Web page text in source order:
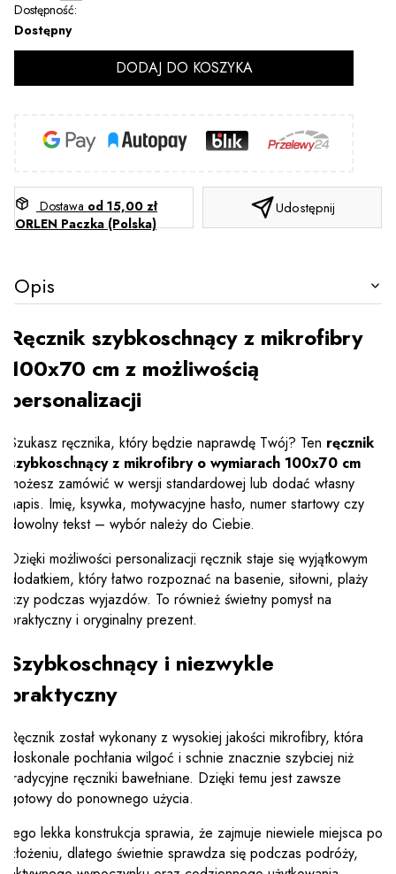
Dostępność:
Dostępny
DODAJ DO KOSZYKA
Dostawa od 15,00 zł
ORLEN Paczka (Polska)
Udostępnij
Opis
Ręcznik szybkoschnący z mikrofibry
100x70 cm z możliwością
personalizacji
Szukasz ręcznika, który będzie naprawdę Twój? Ten ręcznik
szybkoschnący z mikrofibry o wymiarach 100x70 cm
możesz zamówić w wersji standardowej lub dodać własny
napis. Imię, ksywka, motywacyjne hasło, numer startowy czy
dowolny tekst – wybór należy do Ciebie.
Dzięki możliwości personalizacji ręcznik staje się wyjątkowym
dodatkiem, który łatwo rozpoznać na basenie, siłowni, plaży
czy podczas wyjazdów. To również świetny pomysł na
praktyczny i oryginalny prezent.
Szybkoschnący i niezwykle
praktyczny
Ręcznik został wykonany z wysokiej jakości mikrofibry, która
doskonale pochłania wilgoć i schnie znacznie szybciej niż
tradycyjne ręczniki bawełniane. Dzięki temu jest zawsze
gotowy do ponownego użycia.
Jego lekka konstrukcja sprawia, że zajmuje niewiele miejsca po
złożeniu, dlatego świetnie sprawdza się podczas podróży,